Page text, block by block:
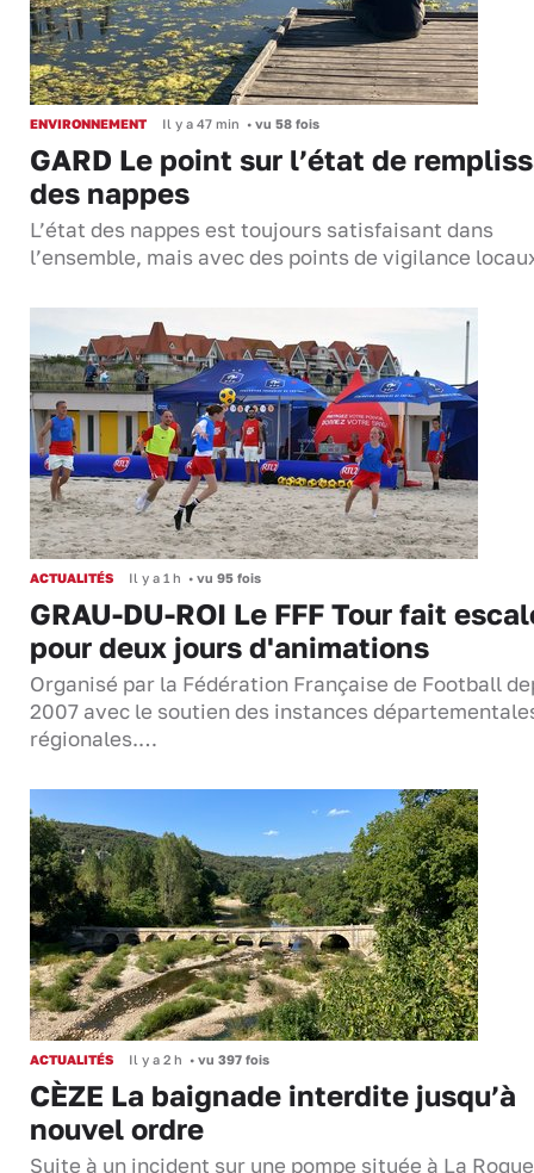
ENVIRONNEMENT Il y a 47 min • vu 58 fois
GARD Le point sur l’état de
des nappes
L’état des nappes est toujours satisfaisant dans
l’ensemble, mais avec des points de vigilance
ACTUALITÉS Il y a 1 h • vu 95 fois
GRAU-DU-ROI Le FFF Tour fait
pour deux jours d'animations
Organisé par la Fédération Française de Football
2007 avec le soutien des instances
régionales.…
ACTUALITÉS Il y a 2 h • vu 397 fois
CÈZE La baignade interdite jusqu’à
nouvel ordre
Suite à un incident sur une pompe située à La